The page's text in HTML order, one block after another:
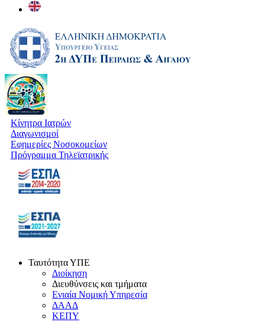
Κίνητρα Ιατρών
Διαγωνισμοί
Εφημερίες Νοσοκομείων
Πρόγραμμα Τηλεϊατρικής
Ταυτότητα ΥΠΕ
Διοίκηση
Διευθύνσεις και τμήματα
Ενιαία Νομική Υπηρεσία
ΔΑΑΔ
ΚΕΠΥ